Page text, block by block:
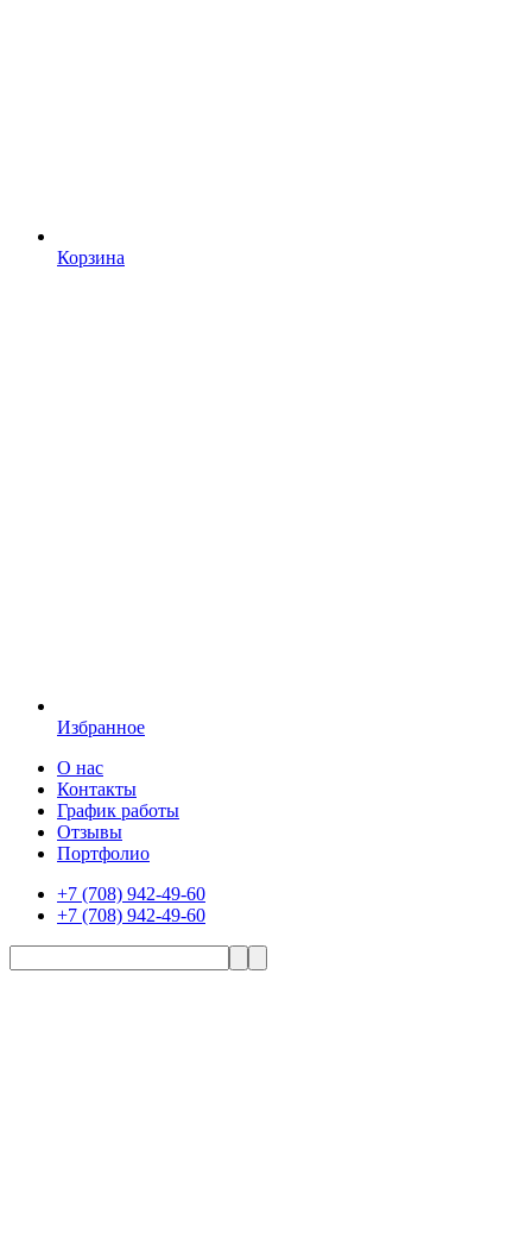
Корзина
Избранное
О нас
Контакты
График работы
Отзывы
Портфолио
+7 (708) 942-49-60
+7 (708) 942-49-60